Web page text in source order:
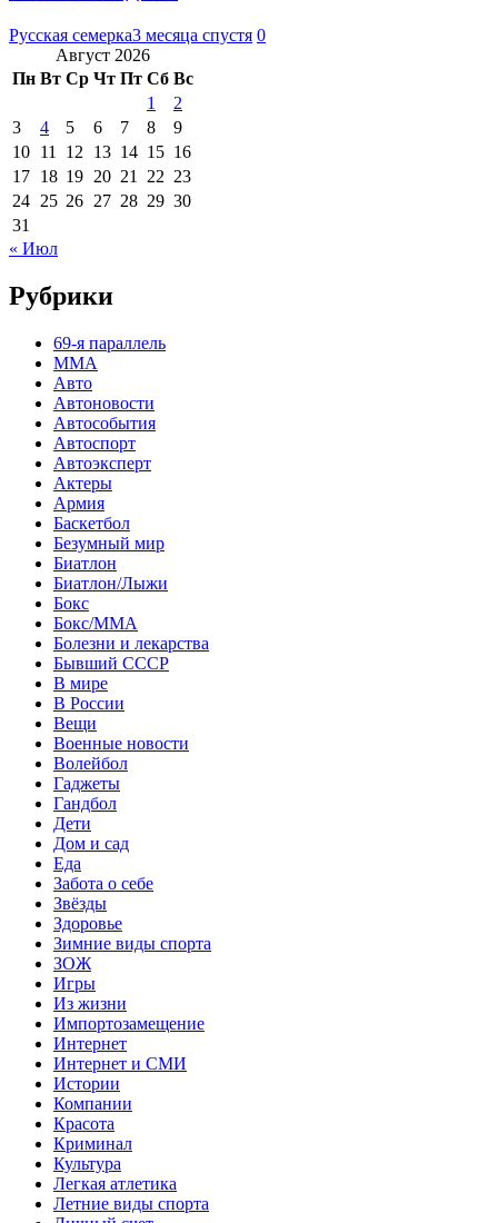
Русская семерка3 месяца спустя 0
Август 2026
Пн Вт Ср Чт Пт Сб Вс
1
2
3
4 5 6 7 8
9
10 11 12 13 14 15 16
17 18 19 20 21 22 23
24 25 26 27 28 29 30
31
« Июл
Рубрики
69-я параллель
MMA
Авто
Автоновости
Автособытия
Автоспорт
Автоэксперт
Актеры
Армия
Баскетбол
Безумный мир
Биатлон
Биатлон/Лыжи
Бокс
Бокс/MMA
Болезни и лекарства
Бывший СССР
В мире
В России
Вещи
Военные новости
Волейбол
Гаджеты
Гандбол
Дети
Дом и сад
Еда
Забота о себе
Звёзды
Здоровье
Зимние виды спорта
ЗОЖ
Игры
Из жизни
Импортозамещение
Интернет
Интернет и СМИ
Истории
Компании
Красота
Криминал
Культура
Легкая атлетика
Летние виды спорта